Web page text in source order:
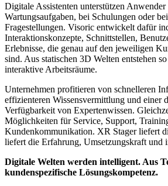
Digitale Assistenten unterstützen
Wartungsaufgaben, bei Schulungen oder
Fragestellungen. Visoric entwickelt dafür
Interaktionskonzepte, Schnittstellen,
Erlebnisse, die genau auf den jeweiligen
sind. Aus statischen 3D Welten entstehen
interaktive Arbeitsräume.
Unternehmen profitieren von schnelleren
effizienteren Wissensvermittlung und einer
Verfügbarkeit von Expertenwissen.
Möglichkeiten für Service, Support,
Kundenkommunikation. XR Stager liefert
liefert die Erfahrung, Umsetzungskraft und
Digitale Welten werden intelligent. Aus
kundenspezifische Lösungskompetenz.